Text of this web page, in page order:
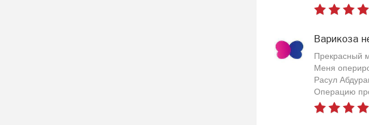
Варикоза
Прекрасный
Меня
Расул
Операцию